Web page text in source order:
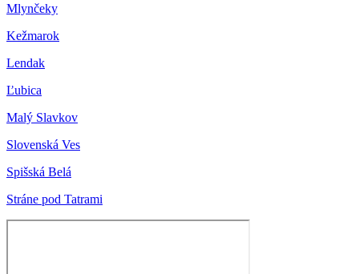
Mlynčeky
Kežmarok
Lendak
Ľubica
Malý Slavkov
Slovenská Ves
Spišská Belá
Stráne pod Tatrami